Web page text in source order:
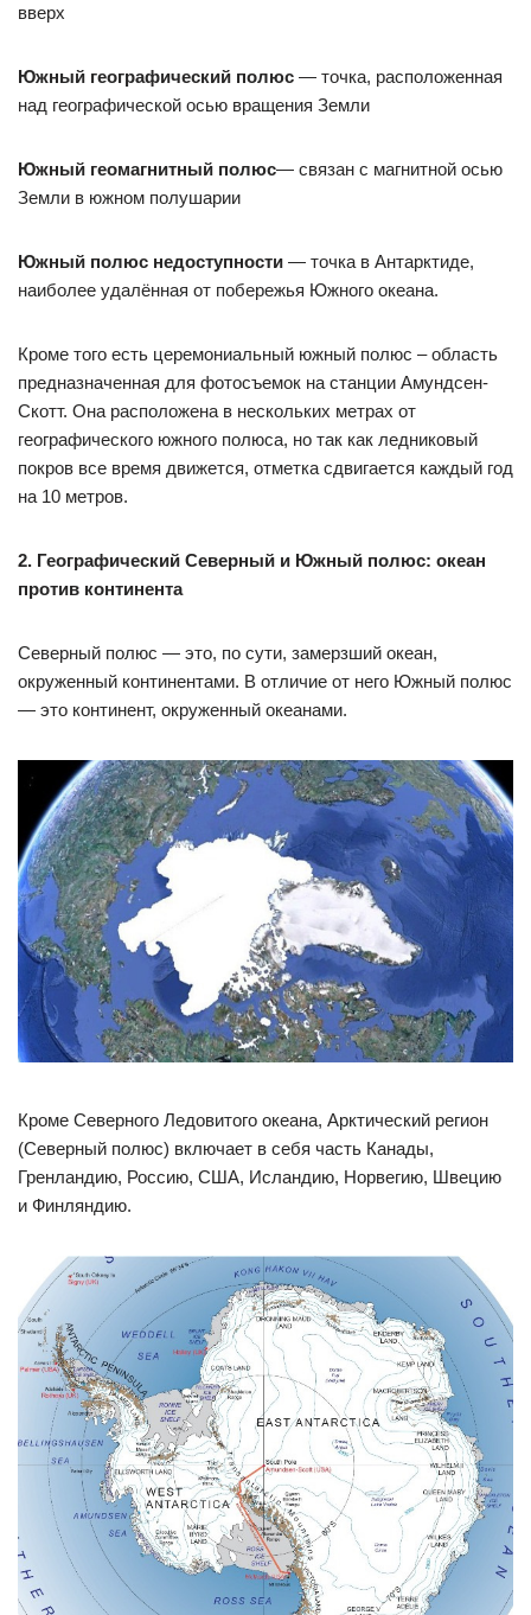
вверх
Южный географический полюс — точка, расположенная
над географической осью вращения Земли
Южный геомагнитный полюс— связан с магнитной осью
Земли в южном полушарии
Южный полюс недоступности — точка в Антарктиде,
наиболее удалённая от побережья Южного океана.
Кроме того есть церемониальный южный полюс – область
предназначенная для фотосъемок на станции Амундсен-
Скотт. Она расположена в нескольких метрах от
географического южного полюса, но так как ледниковый
покров все время движется, отметка сдвигается каждый год
на 10 метров.
2. Географический Северный и Южный полюс: океан
против континента
Северный полюс — это, по сути, замерзший океан,
окруженный континентами. В отличие от него Южный полюс
— это континент, окруженный океанами.
Кроме Северного Ледовитого океана, Арктический регион
(Северный полюс) включает в себя часть Канады,
Гренландию, Россию, США, Исландию, Норвегию, Швецию
и Финляндию.